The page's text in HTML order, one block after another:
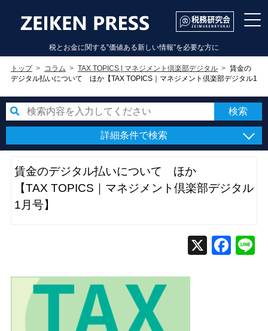
税とお金に関する”価値ある新しい情報”を必要な方に
トップ コラム TAX TOPICS | マネジメント倶楽部デジタル
賃金の
デジタル払いについて ほか【TAX TOPICS｜マネジメント倶楽部デジタル1
詳細条件で検索
賃金のデジタル払いについて ほか
【TAX TOPICS｜マネジメント倶楽部デジタル
1月号】